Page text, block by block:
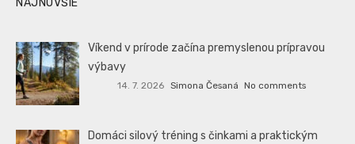
NAJNOVŠIE
Víkend v prírode začína premyslenou prípravou
výbavy
14. 7. 2026 Simona Česaná No comments
Domáci silový tréning s činkami a praktickým